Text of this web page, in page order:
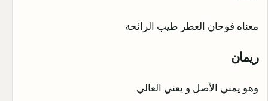
معناه فوحان العطر طيب الرائحة
ريمان
وهو يمني الأصل و يعني العالي